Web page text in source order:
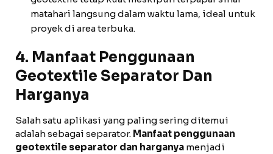
matahari langsung dalam waktu lama, ideal untuk
proyek di area terbuka.
4. Manfaat Penggunaan
Geotextile Separator Dan
Harganya
Salah satu aplikasi yang paling sering ditemui
adalah sebagai separator. Manfaat penggunaan
geotextile separator dan harganya menjadi